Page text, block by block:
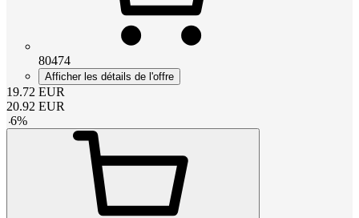
80474
Afficher les détails de l'offre
19.72 EUR
20.92 EUR
-6%